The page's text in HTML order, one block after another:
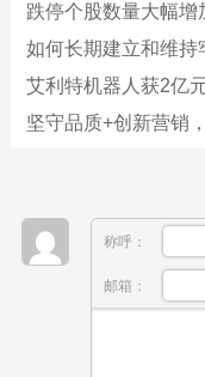
跌停个股数量大幅增
如何长期建立和维持
艾利特机器人获2亿
坚守品质+创新营销
称呼：
邮箱：